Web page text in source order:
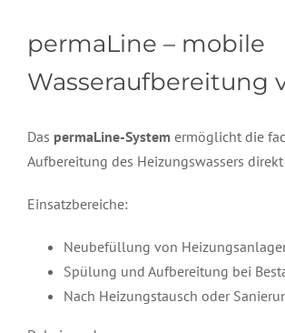
permaLine – mobile
Wasseraufbereitung
Das permaLine-System ermöglicht die
Aufbereitung des Heizungswassers
Einsatzbereiche:
Neubefüllung von
Spülung und Aufbereitung bei
Nach Heizungstausch oder